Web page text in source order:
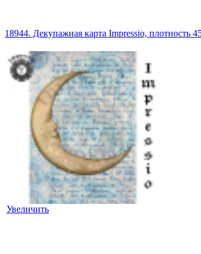
18944. Декупажная карта Impressio, плотность
Увеличить